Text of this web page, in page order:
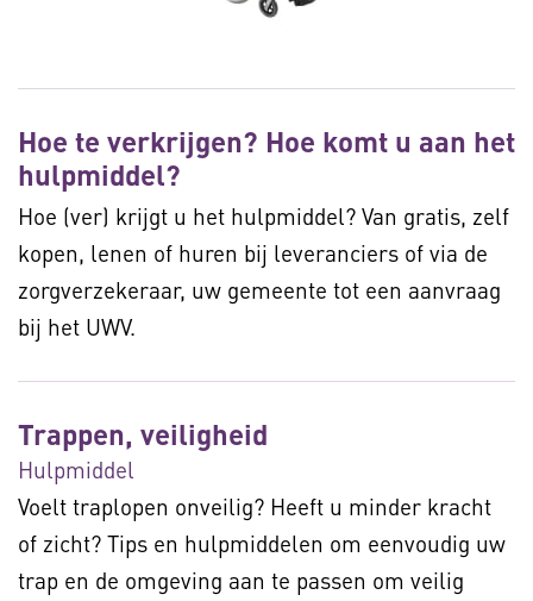
Hoe te verkrijgen? Hoe komt u aan het
hulpmiddel?
Hoe (ver) krijgt u het hulpmiddel? Van gratis, zelf
kopen, lenen of huren bij leveranciers of via de
zorgverzekeraar, uw gemeente tot een aanvraag
bij het UWV.
Trappen, veiligheid
Hulpmiddel
Voelt traplopen onveilig? Heeft u minder kracht
of zicht? Tips en hulpmiddelen om eenvoudig uw
trap en de omgeving aan te passen om veilig